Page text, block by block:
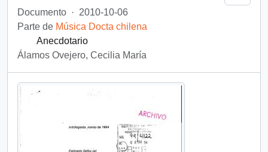
Documento · 2010-10-06
Parte de Música Docta chilena
Anecdotario
Álamos Ovejero, Cecilia María